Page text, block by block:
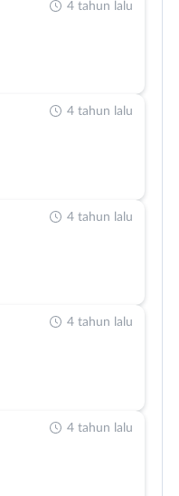
4 tahun lalu
4 tahun lalu
4 tahun lalu
4 tahun lalu
4 tahun lalu